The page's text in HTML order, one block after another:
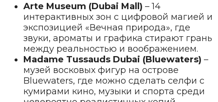
Arte Museum (Dubai Mall) – 14
интерактивных зон с цифровой магией и
экспозицией «Вечная природа», где
звуки, ароматы и графика стирают грань
между реальностью и воображением.
Madame Tussauds Dubai (Bluewaters) –
музей восковых фигур на острове
Bluewaters, где можно сделать селфи с
кумирами кино, музыки и спорта среди